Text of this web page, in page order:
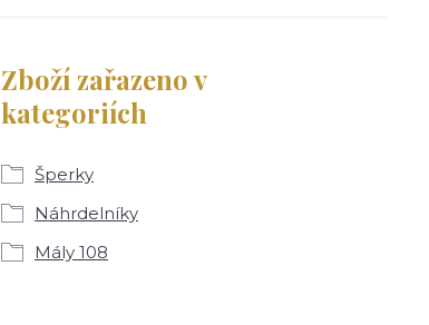
Zboží zařazeno v
kategoriích
Šperky
Náhrdelníky
Mály 108